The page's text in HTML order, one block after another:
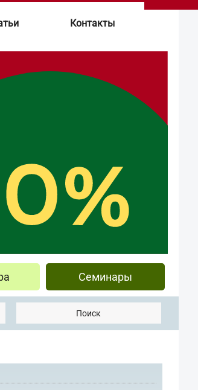
Контакты
Семинары
Поиск